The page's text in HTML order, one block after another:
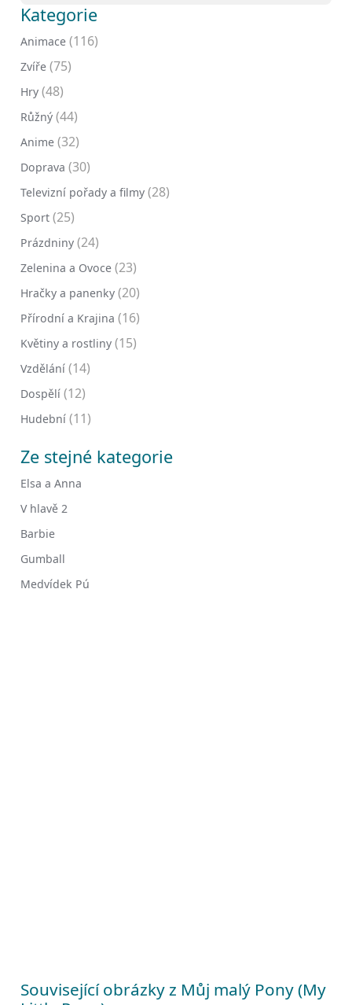
Kategorie
Animace (116)
Zvíře (75)
Hry (48)
Růžný (44)
Anime (32)
Doprava (30)
Televizní pořady a filmy (28)
Sport (25)
Prázdniny (24)
Zelenina a Ovoce (23)
Hračky a panenky (20)
Přírodní a Krajina (16)
Květiny a rostliny (15)
Vzdělání (14)
Dospělí (12)
Hudební (11)
Ze stejné kategorie
Elsa a Anna
V hlavě 2
Barbie
Gumball
Medvídek Pú
Související obrázky z Můj malý Pony (My